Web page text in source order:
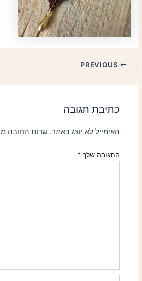
כתיבת תגובה
האימייל לא יוצג באתר. שדות החובה
התגובה שלך*